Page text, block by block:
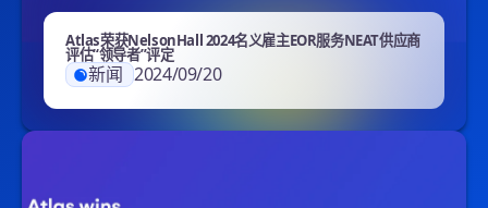
Atlas荣获NelsonHall 2024名义雇主EOR服务NEAT供应商
评估“领导者”评定
新闻 2024/09/20